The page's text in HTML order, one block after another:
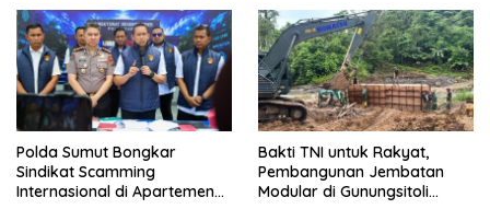
Polda Sumut Bongkar
Sindikat Scamming
Internasional di Apartemen
Bakti TNI untuk Rakyat,
Pembangunan Jembatan
Modular di Gunungsitoli